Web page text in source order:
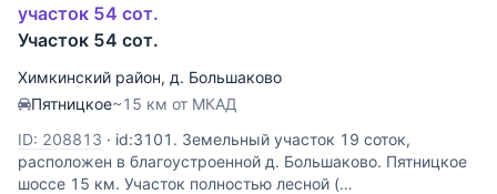
участок 54 сот.
Участок 54 сот.
Химкинский район, д. Большаково
Пятницкое~15 км от МКАД
ID: 208813 · id:3101. Земельный участок 19 соток,
расположен в благоустроенной д. Большаково. Пятницкое
шоссе 15 км. Участок полностью лесной (